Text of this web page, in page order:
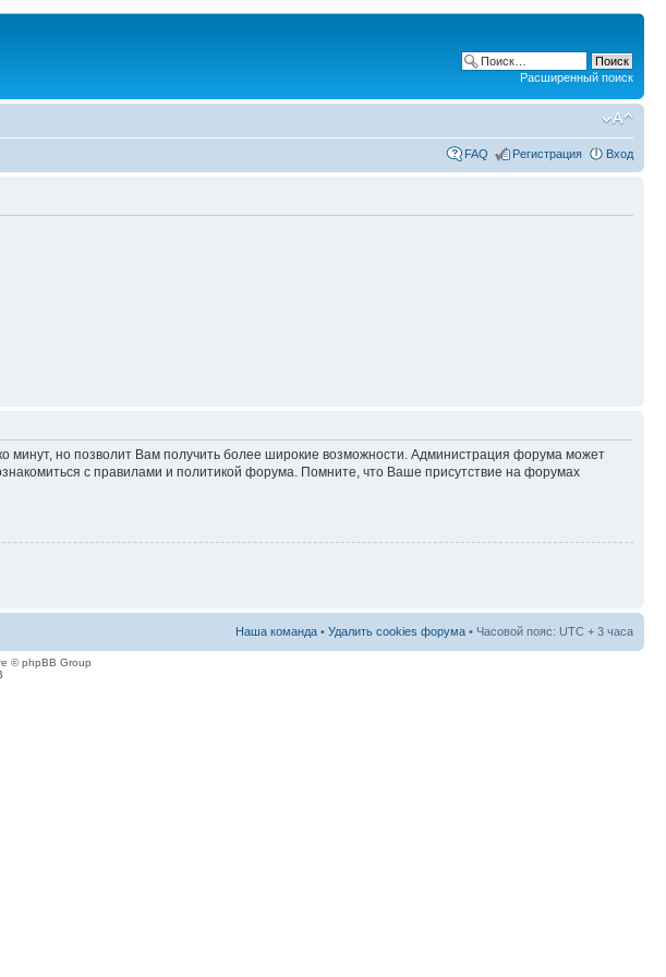
Расширенный поиск
FAQ Регистрация Вход
минут, но позволит Вам получить более широкие возможности. Администрация форума может
с правилами и политикой форума. Помните, что Ваше присутствие на форумах
Наша команда • Удалить cookies форума • Часовой пояс: UTC + 3 часа
© phpBB Group